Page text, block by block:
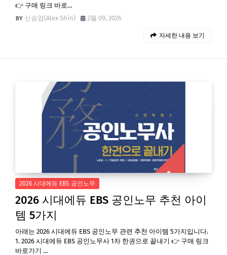
👉 구매 링크 바로…
신승엽(Alex Shin)
2월 09, 2026
자세한 내용 보기
2026 시대에듀 EBS 공인노무
2026 시대에듀 EBS 공인노무 추천 아이
템 5가지
아래는 2026 시대에듀 EBS 공인노무 관련 추천 아이템 5가지입니다.
1. 2026 시대에듀 EBS 공인노무사 1차 한권으로 끝내기 👉 구매 링크
바로가기 …